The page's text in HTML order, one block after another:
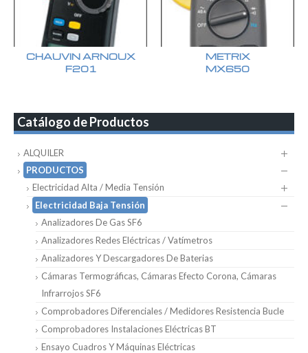
CHAUVIN ARNOUX
F201
METRIX
MX650
Catálogo de Productos
ALQUILER
PRODUCTOS
Electricidad Alta / Media Tensión
Electricidad Baja Tensión
Analizadores De Gas SF6
Analizadores Redes Eléctricas / Vatímetros
Analizadores Y Descargadores De Baterias
Cámaras Termográficas, Cámaras Efecto Corona, Cámaras
Infrarrojos SF6
Comprobadores Diferenciales / Medidores Resistencia Bucle
Comprobadores Instalaciones Eléctricas BT
Ensayo Cuadros Y Máquinas Eléctricas